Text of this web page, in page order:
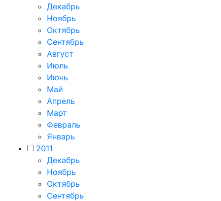
Декабрь
Ноябрь
Октябрь
Сентябрь
Август
Июль
Июнь
Май
Апрель
Март
Февраль
Январь
2011
Декабрь
Ноябрь
Октябрь
Сентябрь